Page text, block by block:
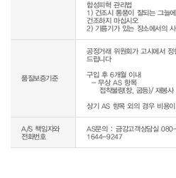
합성피혁 관리법
1) 건조시 통풍이 잘되는 그늘
건조하지 마십시오
품질보증기준
공정거래 위원회가 고시에서
드립니다
구입 후 6개월 이내
  - 무상 AS 항목
상기 AS 항목 외의 경우 비용
A/S 책임자와
전화번호
AS문의 : 금강고객상담실
1644-9247